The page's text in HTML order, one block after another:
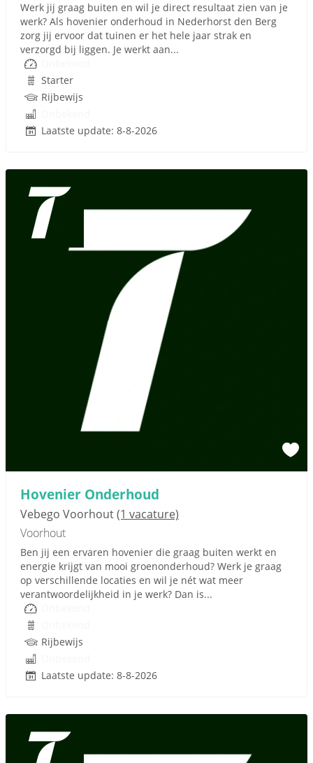
Werk jij graag buiten en wil je direct resultaat zien van je
werk? Als hovenier onderhoud in Nederhorst den Berg
zorg jij ervoor dat tuinen er het hele jaar strak en
verzorgd bij liggen. Je werkt aan...
Starter
Rijbewijs
Laatste update: 8-8-2026
Hovenier Onderhoud
Vebego Voorhout(1 vacature)
Voorhout
Ben jij een ervaren hovenier die graag buiten werkt en
energie krijgt van mooi groenonderhoud? Werk je graag
op verschillende locaties en wil je nét wat meer
verantwoordelijkheid in je werk? Dan is...
Rijbewijs
Laatste update: 8-8-2026